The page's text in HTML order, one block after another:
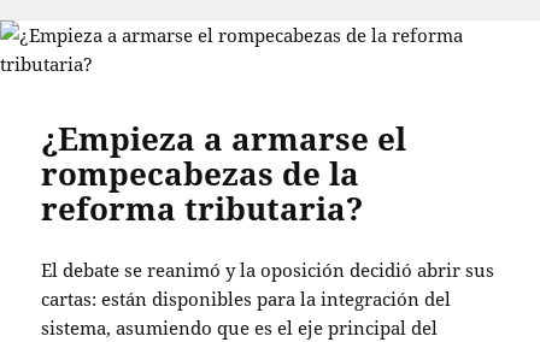
¿Empieza a armarse el
rompecabezas de la
reforma tributaria?
El debate se reanimó y la oposición decidió abrir sus
cartas: están disponibles para la integración del
sistema, asumiendo que es el eje principal del